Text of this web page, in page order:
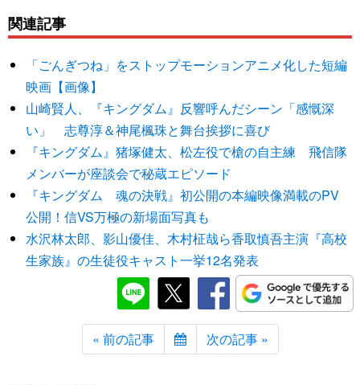
関連記事
「ごんぎつね」をストップモーションアニメ化した短編
映画【画像】
山崎賢人、『キングダム』反響呼んだシーン「感慨深
い」 志尊淳＆神尾楓珠と舞台挨拶に喜び
『キングダム』猪塚健太、松左役で槍の自主練 飛信隊
メンバーが座談会で秘蔵エピソード
『キングダム 魂の決戦』初公開の本編映像満載のPV
公開！信VS万極の新場面写真も
水沢林太郎、影山優佳、木村柾哉ら香取慎吾主演『高校
生家族』の生徒役キャスト一挙12名発表
« 前の記事 次の記事 »